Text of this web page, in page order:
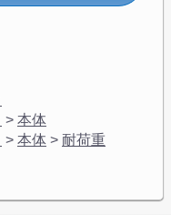
> 本体
> 本体 > 耐荷重